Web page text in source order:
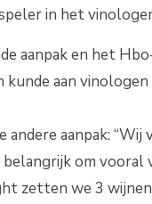
in het
aanpak en het
kunde aan
andere aanpak:
om vooral
zetten we 3